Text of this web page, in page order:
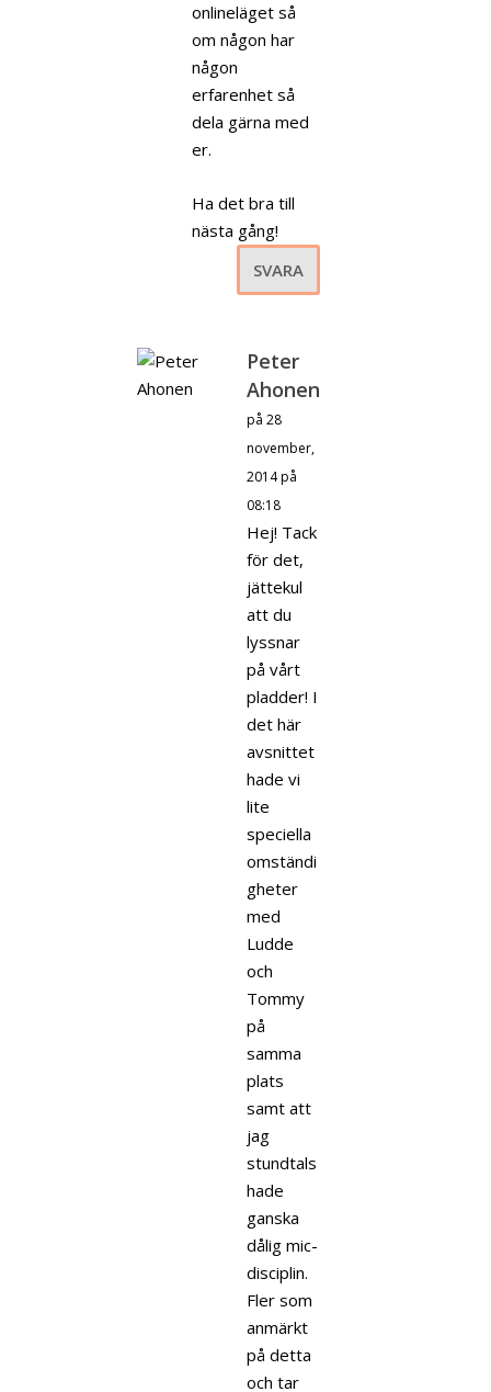
onlineläget så
om någon har
någon
erfarenhet så
dela gärna med
er.
Ha det bra till
nästa gång!
SVARA
Peter
Ahonen
på 28
november,
2014 på
08:18
Hej! Tack
för det,
jättekul
att du
lyssnar
på vårt
pladder! I
det här
avsnittet
hade vi
lite
speciella
omständi
gheter
med
Ludde
och
Tommy
på
samma
plats
samt att
jag
stundtals
hade
ganska
dålig mic-
disciplin.
Fler som
anmärkt
på detta
och tar